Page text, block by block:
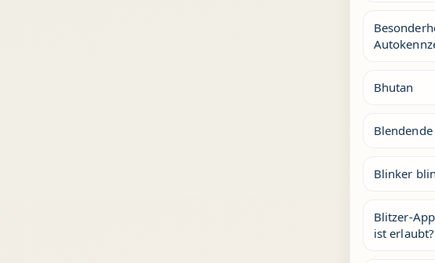
Bhutan
Blinker
Blitzer-
ist erlaubt?